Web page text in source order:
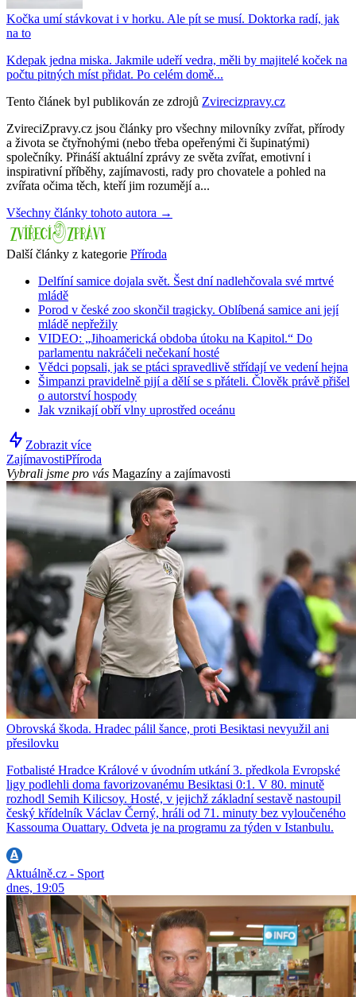
Kočka umí stávkovat i v horku. Ale pít se musí. Doktorka radí, jak
na to
Kdepak jedna miska. Jakmile udeří vedra, měli by majitelé koček na
počtu pitných míst přidat. Po celém domě...
Tento článek byl publikován ze zdrojů Zvirecizpravy.cz
ZvireciZpravy.cz jsou články pro všechny milovníky zvířat, přírody
a života se čtyřnohými (nebo třeba opeřenými či šupinatými)
společníky. Přináší aktuální zprávy ze světa zvířat, emotivní i
inspirativní příběhy, zajímavosti, rady pro chovatele a pohled na
zvířata očima těch, kteří jim rozumějí a...
Všechny články tohoto autora →
Další články z kategorie Příroda
Delfíní samice dojala svět. Šest dní nadlehčovala své mrtvé
mládě
Porod v české zoo skončil tragicky. Oblíbená samice ani její
mládě nepřežily
VIDEO: „Jihoamerická obdoba útoku na Kapitol.“ Do
parlamentu nakráčeli nečekaní hosté
Vědci popsali, jak se ptáci spravedlivě střídají ve vedení hejna
Šimpanzi pravidelně pijí a dělí se s přáteli. Člověk právě přišel
o autorství hospody
Jak vznikají obří vlny uprostřed oceánu
Zobrazit více
ZajímavostiPříroda
Vybrali jsme pro vás Magazíny a zajímavosti
Obrovská škoda. Hradec pálil šance, proti Besiktasi nevyužil ani
přesilovku
Fotbalisté Hradce Králové v úvodním utkání 3. předkola Evropské
ligy podlehli doma favorizovanému Besiktasi 0:1. V 80. minutě
rozhodl Semih Kilicsoy. Hosté, v jejichž základní sestavě nastoupil
český křídelník Václav Černý, hráli od 71. minuty bez vyloučeného
Kassouma Ouattary. Odveta je na programu za týden v Istanbulu.
Aktuálně.cz - Sport
dnes, 19:05